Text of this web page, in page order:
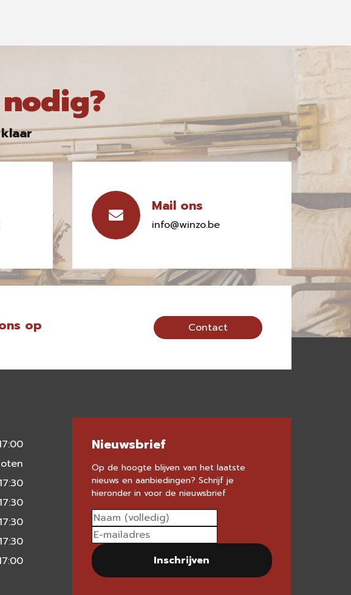
Mail ons
info@winzo.be
op Contact
Nieuwsbrief
Op de hoogte blijven van het laatste
nieuws en aanbiedingen? Schrijf je
hieronder in voor de nieuwsbrief
Inschrijven